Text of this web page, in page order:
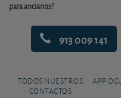
para ancianos?
913 009 141
TODOS NUESTROS
CONTACTOS
APP